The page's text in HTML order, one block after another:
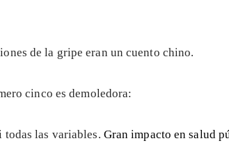
de la gripe eran un cuento chino.
cinco es demoledora:
todas las variables. Gran impacto en salud